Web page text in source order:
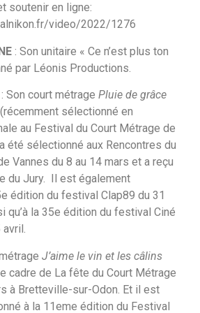
soutenir en ligne:
video/2022/1276
: Son unitaire « Ce n’est plus ton
par Léonis Productions.
: Son court métragePluie de grâce
(récemment sélectionné en
au Festival du Court Métrage de
été sélectionné aux Rencontres du
Vannes du 8 au 14 mars et a reçu
du Jury. Il est également
édition du festival Clap89 du 31
qu’à la 35e édition du festival Ciné
avril.
J’aime le vin et les câlins
cadre de La fête du Court Métrage
à Bretteville-sur-Odon. Et il est
à la 11eme édition du Festival